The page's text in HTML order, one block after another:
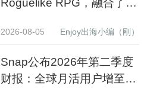
Roguelike RPG，融合了
2026-08-05 Enjoy出海小编（刚）
Snap公布2026年第二季度
财报：全球月活用户增至